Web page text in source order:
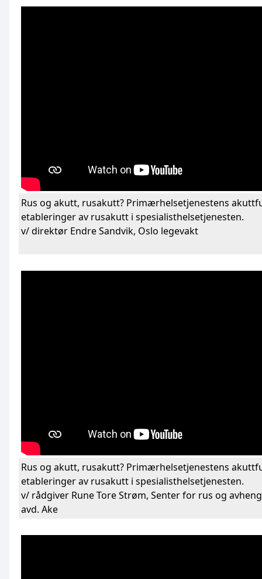
Rus og akutt, rusakutt? Primærhelsetjenestens
etableringer av rusakutt i spesialisthelsetjenesten.
v/ direktør Endre Sandvik, Oslo legevakt
Rus og akutt, rusakutt? Primærhelsetjenestens
etableringer av rusakutt i spesialisthelsetjenesten.
v/ rådgiver Rune Tore Strøm, Senter for rus og
avd. Ake